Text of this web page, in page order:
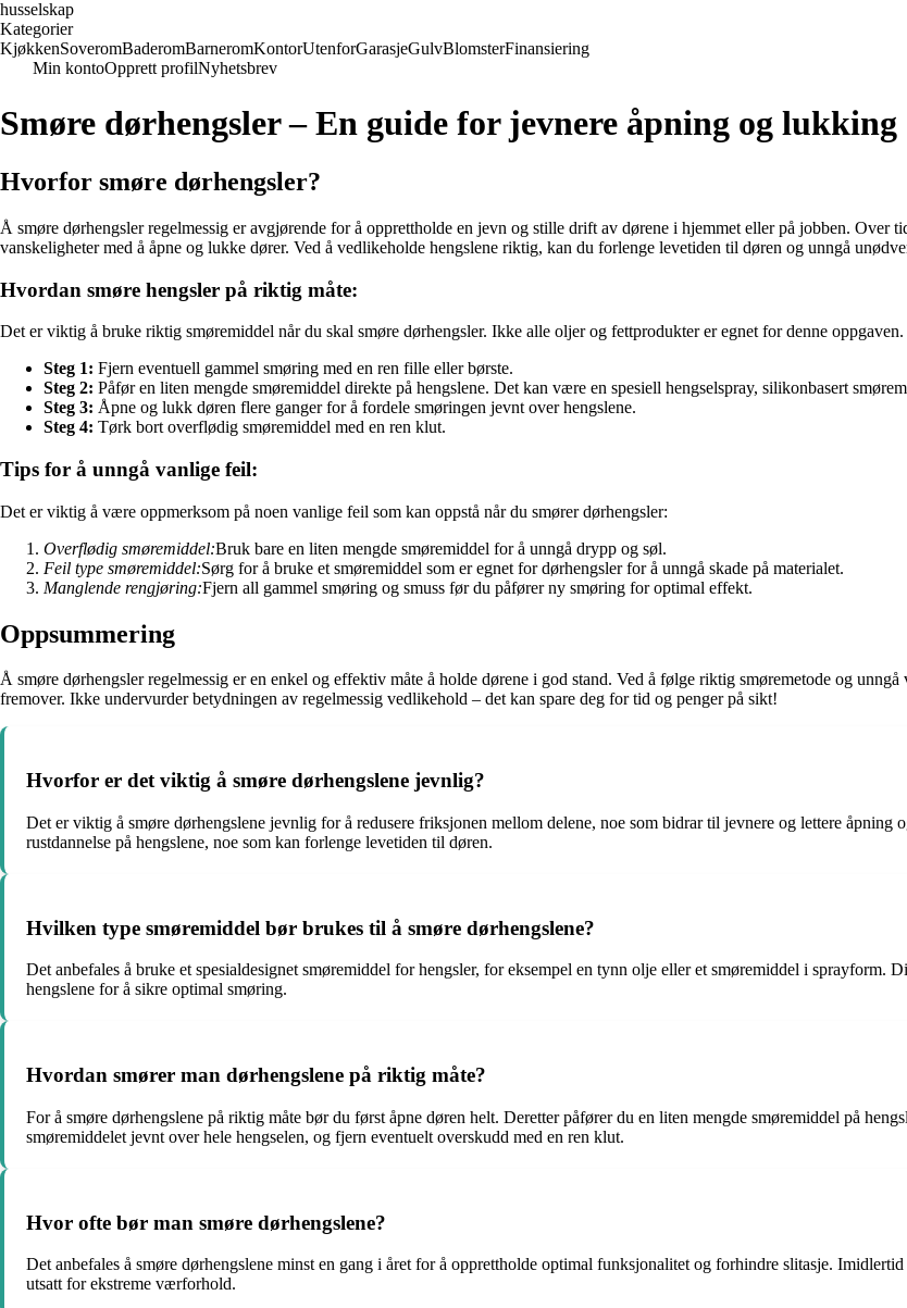
husselskap
Kategorier
KjøkkenSoveromBaderomBarneromKontorUtenforGarasjeGulvBlomsterFinansiering
Min kontoOpprett profilNyhetsbrev
Smøre dørhengsler – En guide for jevnere åpning og lukking
Hvorfor smøre dørhengsler?
Å smøre dørhengsler regelmessig er avgjørende for å opprettholde en jevn og stille drift av dørene i hjemmet eller på jobben. Over
vanskeligheter med å åpne og lukke dører. Ved å vedlikeholde hengslene riktig, kan du forlenge levetiden til døren og unngå
Hvordan smøre hengsler på riktig måte:
Det er viktig å bruke riktig smøremiddel når du skal smøre dørhengsler. Ikke alle oljer og fettprodukter er egnet for denne
Steg 1: Fjern eventuell gammel smøring med en ren fille eller børste.
Steg 2: Påfør en liten mengde smøremiddel direkte på hengslene. Det kan være en spesiell hengselspray, silikonbasert
Steg 3: Åpne og lukk døren flere ganger for å fordele smøringen jevnt over hengslene.
Steg 4: Tørk bort overflødig smøremiddel med en ren klut.
Tips for å unngå vanlige feil:
Det er viktig å være oppmerksom på noen vanlige feil som kan oppstå når du smører dørhengsler:
Overflødig smøremiddel:Bruk bare en liten mengde smøremiddel for å unngå drypp og søl.
Feil type smøremiddel:Sørg for å bruke et smøremiddel som er egnet for dørhengsler for å unngå skade på materialet.
Manglende rengjøring:Fjern all gammel smøring og smuss før du påfører ny smøring for optimal effekt.
Oppsummering
Å smøre dørhengsler regelmessig er en enkel og effektiv måte å holde dørene i god stand. Ved å følge riktig smøremetode og
fremover. Ikke undervurder betydningen av regelmessig vedlikehold – det kan spare deg for tid og penger på sikt!
Hvorfor er det viktig å smøre dørhengslene jevnlig?
Det er viktig å smøre dørhengslene jevnlig for å redusere friksjonen mellom delene, noe som bidrar til jevnere og lettere
rustdannelse på hengslene, noe som kan forlenge levetiden til døren.
Hvilken type smøremiddel bør brukes til å smøre dørhengslene?
Det anbefales å bruke et spesialdesignet smøremiddel for hengsler, for eksempel en tynn olje eller et smøremiddel i sprayform.
hengslene for å sikre optimal smøring.
Hvordan smører man dørhengslene på riktig måte?
For å smøre dørhengslene på riktig måte bør du først åpne døren helt. Deretter påfører du en liten mengde smøremiddel på
smøremiddelet jevnt over hele hengselen, og fjern eventuelt overskudd med en ren klut.
Hvor ofte bør man smøre dørhengslene?
Det anbefales å smøre dørhengslene minst en gang i året for å opprettholde optimal funksjonalitet og forhindre slitasje.
utsatt for ekstreme værforhold.